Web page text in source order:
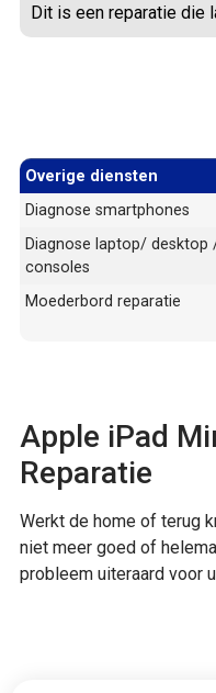
Dit is een reparatie die
Overige diensten
Diagnose smartphones
Diagnose laptop/ desktop
consoles
Moederbord reparatie
Apple iPad
Reparatie
Werkt de home of terug
niet meer goed of
probleem uiteraard voor